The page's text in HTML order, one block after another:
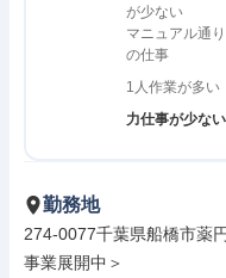
が少ない
マニュアル通り
の仕事
1人作業が多い
力仕事が少ない
勤務地
274-0077千葉県船橋市薬
事業展開中＞